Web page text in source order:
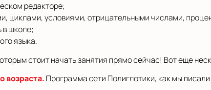
редакторе;
циклами, условиями, отрицательными числами,
в школе;
языка.
стоит начать занятия прямо сейчас! Вот еще
возраста. Программа сети Полиглотики, как мы